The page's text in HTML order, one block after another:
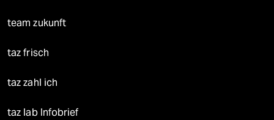
team zukunft
taz frisch
taz zahl ich
taz lab Infobrief